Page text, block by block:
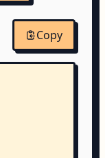
Copy